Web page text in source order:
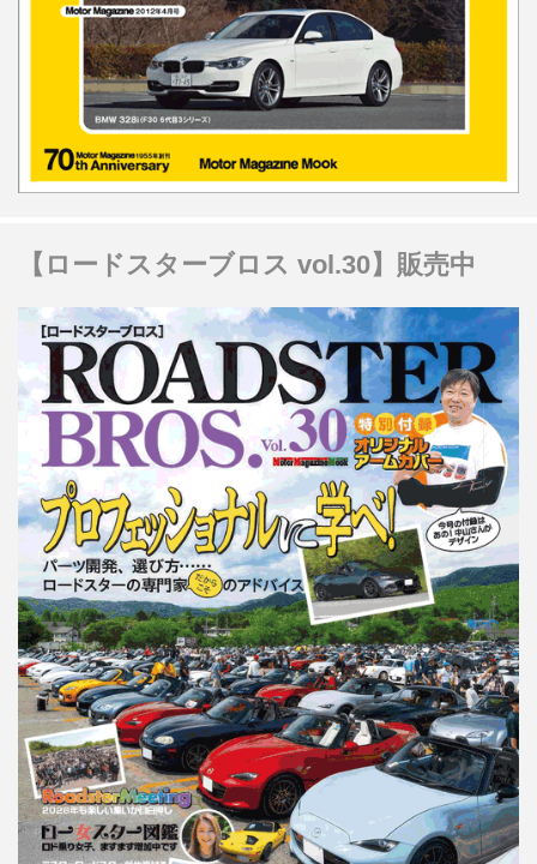
【ロードスターブロス vol.30】販売中